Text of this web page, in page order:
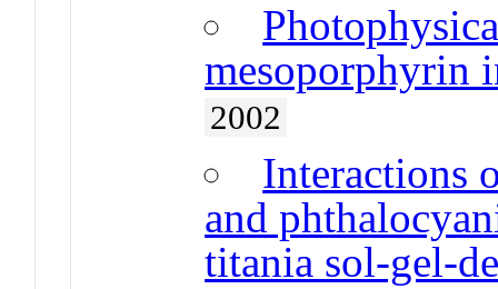
mesoporphyrin
2002
Interactions
and
titania sol-gel-